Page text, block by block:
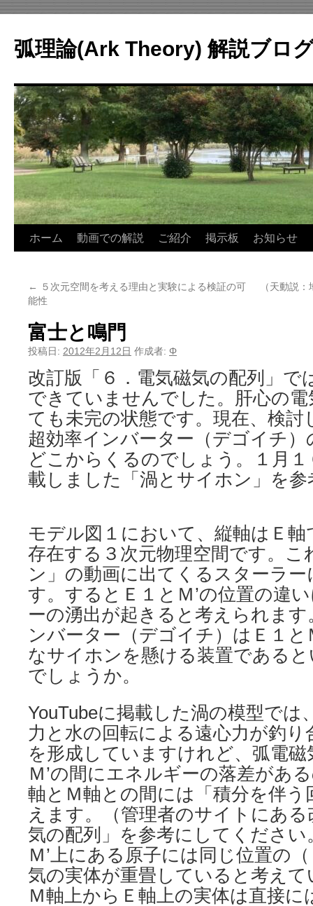
テ
ン
へ
ス
キ
ッ
プ
弧理論(Ark Theory) 解説ブロ
ホーム 動画での解説 ご紹介 掲示板 お知らせ
←
５次元空間を考える理由と実験による検証の可
能性
（天動説
富士と鳴門
投稿日: 2012年2月12日 作成者: Φ
改訂版「６．電気磁気の配列」で
できていませんでした。肝心の
ても未完の状態です。現在、検討
超効率インバーター（デゴイチ
どこからくるのでしょう。１月１
載しました「渦とサイホン」を
モデル図１において、縦軸はＥ
存在する３次元物理空間です。こ
ン」の動画に出てくるスターラ
す。するとＥ１とＭ’の位置の違
ーの湧出が起きると考えられま
ンバーター（デゴイチ）はＥ１と
なサイホンを懸ける装置である
でしょうか。
YouTubeに掲載した渦の模型では
力と水の回転による遠心力が釣
を形成していますけれど、弧電
Ｍ’の間にエネルギーの落差があ
軸とＭ軸との間には「積分を伴う
えます。（管理者のサイトにあ
気の配列」を参考にしてくださ
Ｍ’上にある原子には同じ位置の
気の実体が重畳していると考え
Ｍ軸上からＥ軸上の実体は直接